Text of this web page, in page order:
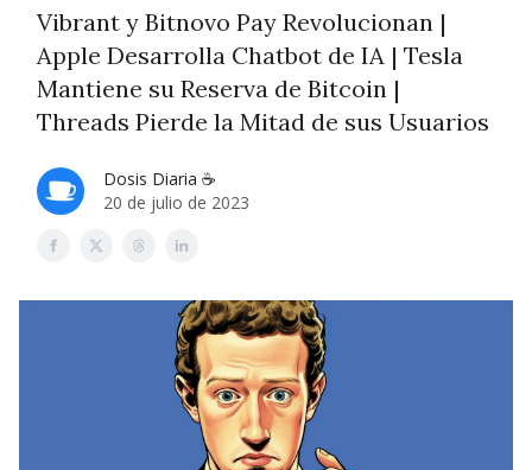
Vibrant y Bitnovo Pay Revolucionan |
Apple Desarrolla Chatbot de IA | Tesla
Mantiene su Reserva de Bitcoin |
Threads Pierde la Mitad de sus Usuarios
Dosis Diaria ☕️
20 de julio de 2023